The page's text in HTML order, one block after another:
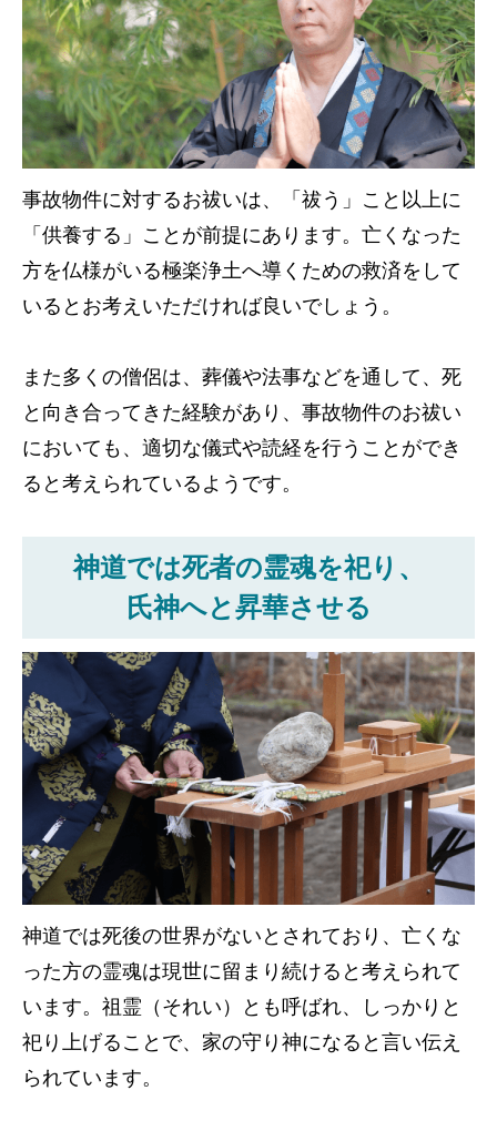
事故物件に対するお祓いは、「祓う」こと以上に
「供養する」ことが前提にあります。亡くなった
方を仏様がいる極楽浄土へ導くための救済をして
いるとお考えいただければ良いでしょう。
また多くの僧侶は、葬儀や法事などを通して、死
と向き合ってきた経験があり、事故物件のお祓い
においても、適切な儀式や読経を行うことができ
ると考えられているようです。
神道では死者の霊魂を祀り、
氏神へと昇華させる
神道では死後の世界がないとされており、亡くな
った方の霊魂は現世に留まり続けると考えられて
います。祖霊（それい）とも呼ばれ、しっかりと
祀り上げることで、家の守り神になると言い伝え
られています。